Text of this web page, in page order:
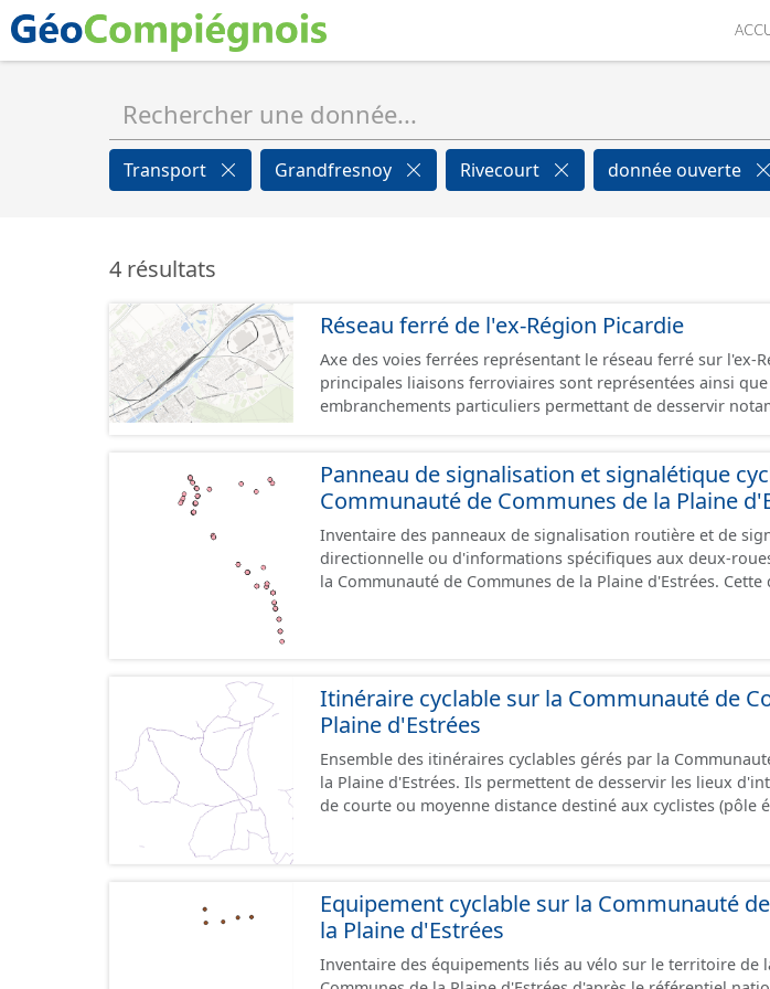
Transport Grandfresnoy Rivecourt donnée ouverte
4 résultats
Réseau ferré de l'ex-Région Picardie
Axe des voies ferrées représentant le réseau ferré sur l'ex-
principales liaisons ferroviaires sont représentées ainsi
embranchements particuliers permettant de desservir
Panneau de signalisation et signalétique
Communauté de Communes de la Plaine
Inventaire des panneaux de signalisation routière et de
directionnelle ou d'informations spécifiques aux deux-
la Communauté de Communes de la Plaine d'Estrées.
Itinéraire cyclable sur la Communauté de
Plaine d'Estrées
Ensemble des itinéraires cyclables gérés par la
la Plaine d'Estrées. Ils permettent de desservir les lieux d'intérêts du territoire
de courte ou moyenne distance destiné aux cyclistes (pôle
piétonne, bandes cyclables ou jalonnement sur chaussée. Les itinéraires ne sont
pas des aménagements mais une succession
diverses et parfois ils peuvent emprunter des tronçons de
pour assurer une continuité. Ce jeu de données comprend uniquement les
Equipement cyclable sur la Communauté
la Plaine d'Estrées
Inventaire des équipements liés au vélo sur le territoire de